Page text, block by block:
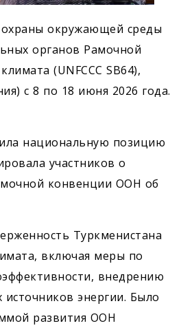
охраны окружающей среды
органов Рамочной
(UNFCCC SB64),
с 8 по 18 июня 2026 года.
национальную позицию
участников о
конвенции ООН об
Туркменистана
включая меры по
внедрению
энергии. Было
развития ООН